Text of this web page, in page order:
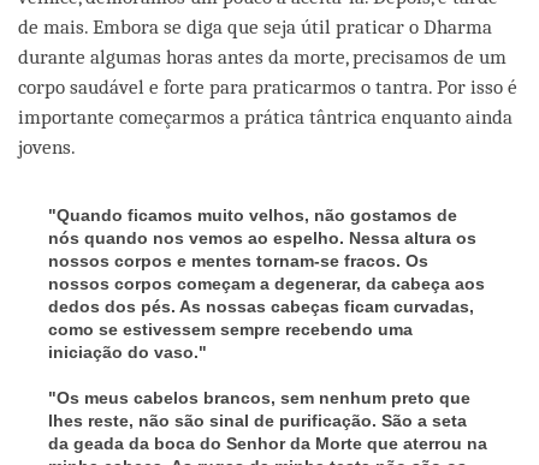
de mais. Embora se diga que seja útil praticar o Dharma
durante algumas horas antes da morte, precisamos de um
corpo saudável e forte para praticarmos o tantra. Por isso é
importante começarmos a prática tântrica enquanto ainda
jovens.
"Quando ficamos muito velhos, não gostamos de
nós quando nos vemos ao espelho. Nessa altura os
nossos corpos e mentes tornam-se fracos. Os
nossos corpos começam a degenerar, da cabeça aos
dedos dos pés. As nossas cabeças ficam curvadas,
como se estivessem sempre recebendo uma
iniciação do vaso."
"Os meus cabelos brancos, sem nenhum preto que
lhes reste, não são sinal de purificação. São a seta
da geada da boca do Senhor da Morte que aterrou na